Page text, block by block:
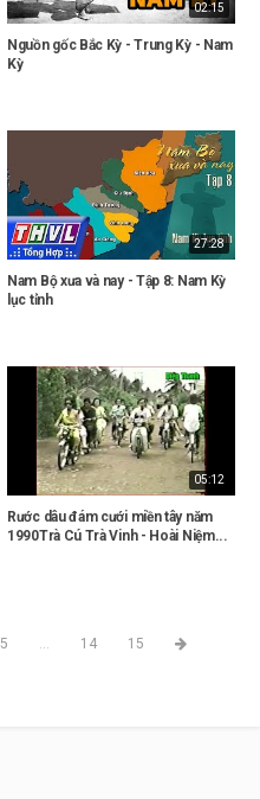
02:15
Nguồn gốc Bắc Kỳ - Trung Kỳ - Nam
Kỳ
27:28
Nam Bộ xưa và nay - Tập 8: Nam Kỳ
lục tỉnh
05:12
Rước dâu đám cưới miền tây năm
1990Trà Cú Trà Vinh - Hoài Niệm...
5 14 15